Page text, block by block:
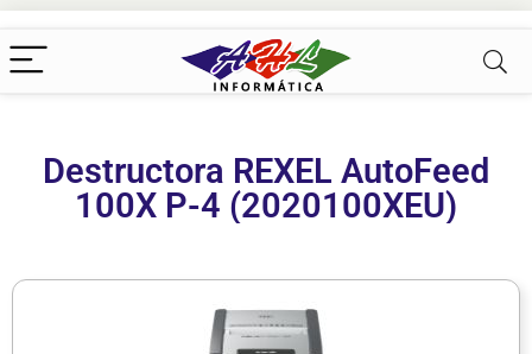
Destructora REXEL AutoFeed
100X P-4 (2020100XEU)